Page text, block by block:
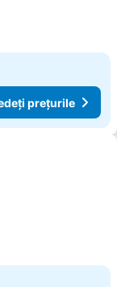
prețurile